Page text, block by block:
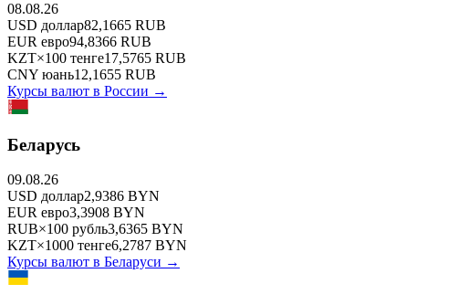
08.08.26
USD доллар82,1665 RUB
EUR евро94,8366 RUB
KZT×100 тенге17,5765 RUB
CNY юань12,1655 RUB
Курсы валют в России →
Беларусь
09.08.26
USD доллар2,9386 BYN
EUR евро3,3908 BYN
RUB×100 рубль3,6365 BYN
KZT×1000 тенге6,2787 BYN
Курсы валют в Беларуси →